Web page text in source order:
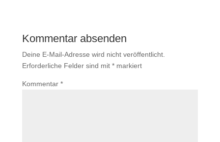
Kommentar absenden
Deine E-Mail-Adresse wird nicht veröffentlicht.
Erforderliche Felder sind mit *markiert
Kommentar *